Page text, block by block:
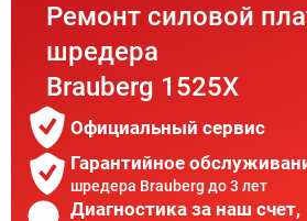
Ремонт силовой
шредера
Brauberg 1525X
Официальный сервис
Гарантийное
шредера Brauberg до 3 лет
Диагностика за наш счет,